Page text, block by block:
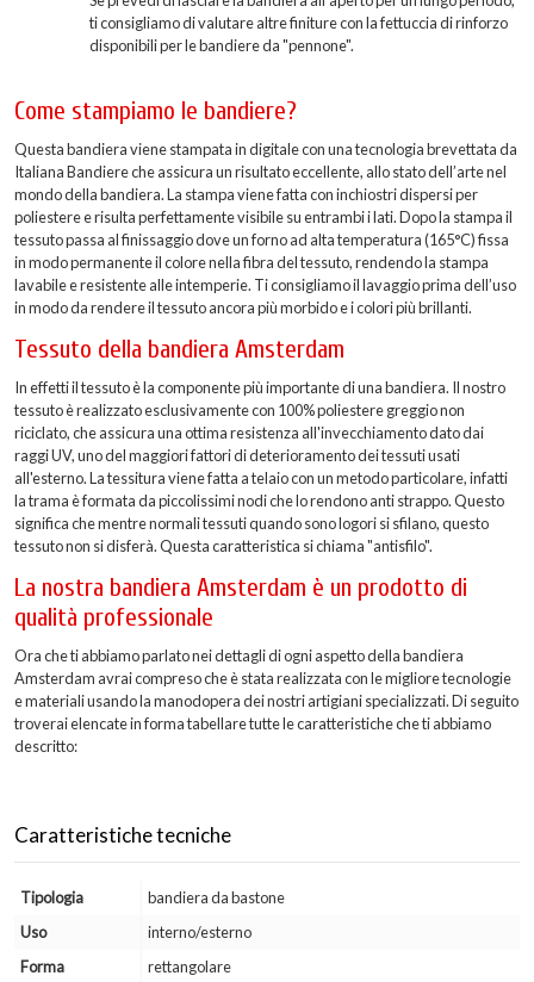
ti consigliamo di valutare altre finiture con la fettuccia di rinforzo
disponibili per le bandiere da "pennone".
Come stampiamo le bandiere?
Questa bandiera viene stampata in digitale con una tecnologia brevettata da
Italiana Bandiere che assicura un risultato eccellente, allo stato dell’arte nel
mondo della bandiera. La stampa viene fatta con inchiostri dispersi per
poliestere e risulta perfettamente visibile su entrambi i lati. Dopo la stampa il
tessuto passa al finissaggio dove un forno ad alta temperatura (165°C) fissa
in modo permanente il colore nella fibra del tessuto, rendendo la stampa
lavabile e resistente alle intemperie. Ti consigliamo il lavaggio prima dell’uso
in modo da rendere il tessuto ancora più morbido e i colori più brillanti.
Tessuto della bandiera Amsterdam
In effetti il tessuto è la componente più importante di una bandiera. Il nostro
tessuto è realizzato esclusivamente con 100% poliestere greggio non
riciclato, che assicura una ottima resistenza all'invecchiamento dato dai
raggi UV, uno del maggiori fattori di deterioramento dei tessuti usati
all'esterno. La tessitura viene fatta a telaio con un metodo particolare, infatti
la trama è formata da piccolissimi nodi che lo rendono anti strappo. Questo
significa che mentre normali tessuti quando sono logori si sfilano, questo
tessuto non si disferà. Questa caratteristica si chiama "antisfilo".
La nostra bandiera Amsterdam è un prodotto di
qualità professionale
Ora che ti abbiamo parlato nei dettagli di ogni aspetto della bandiera
Amsterdam avrai compreso che è stata realizzata con le migliore tecnologie
e materiali usando la manodopera dei nostri artigiani specializzati. Di seguito
troverai elencate in forma tabellare tutte le caratteristiche che ti abbiamo
descritto:
Caratteristiche tecniche
Tipologia
bandiera da bastone
Uso
interno/esterno
Forma
rettangolare